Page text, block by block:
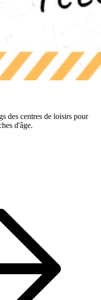
des centres de loisirs pour
d'âge.